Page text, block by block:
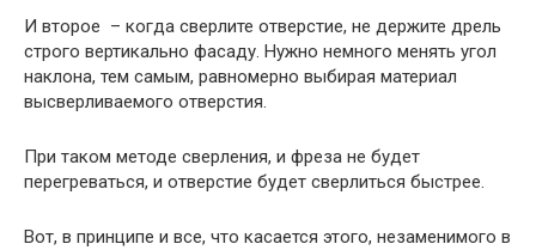
И второе – когда сверлите отверстие, не держите дрель
строго вертикально фасаду. Нужно немного менять угол
наклона, тем самым, равномерно выбирая материал
высверливаемого отверстия.
При таком методе сверления, и фреза не будет
перегреваться, и отверстие будет сверлиться быстрее.
Вот, в принципе и все, что касается этого, незаменимого в